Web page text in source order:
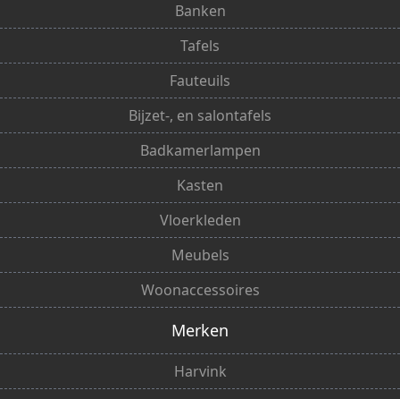
Banken
Tafels
Fauteuils
Bijzet-, en salontafels
Badkamerlampen
Kasten
Vloerkleden
Meubels
Woonaccessoires
Merken
Harvink